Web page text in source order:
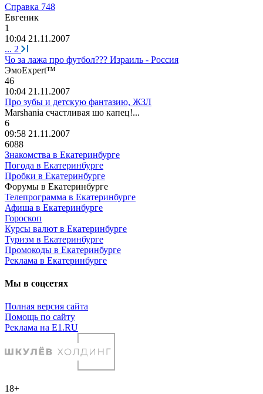
Справка 748
Евгеник
1
10:04 21.11.2007
... 2
Чо за лажа про футбол??? Израиль - Россия
ЭмоExpert™
46
10:04 21.11.2007
Про зубы и детскую фантазию, ЖЗЛ
Marshania счастливая шо капец!...
6
09:58 21.11.2007
6088
Знакомства в Екатеринбурге
Погода в Екатеринбурге
Пробки в Екатеринбурге
Форумы в Екатеринбурге
Телепрограмма в Екатеринбурге
Афиша в Екатеринбурге
Гороскоп
Курсы валют в Екатеринбурге
Туризм в Екатеринбурге
Промокоды в Екатеринбурге
Реклама в Екатеринбурге
Мы в соцсетях
Полная версия сайта
Помощь по сайту
Реклама на E1.RU
18+